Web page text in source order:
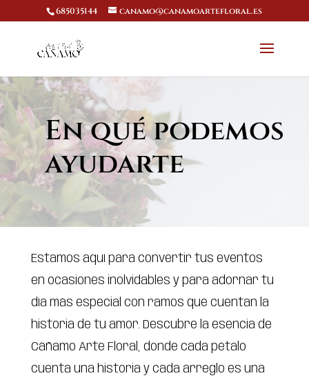
685035144 canamo@canamoartefloral.es
En qué podemos
ayudarte
Estamos aquí para convertir tus eventos
en ocasiones inolvidables y para adornar tu
día más especial con ramos que cuentan la
historia de tu amor. Descubre la esencia de
Cáñamo Arte Floral, donde cada pétalo
cuenta una historia y cada arreglo es una